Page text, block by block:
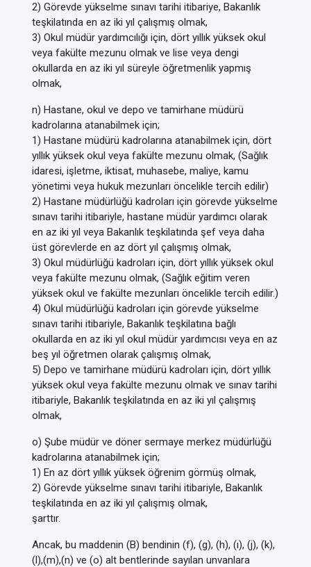
2) Görevde yükselme sınavı tarihi itibariye, Bakanlık
teşkilatında en az iki yıl çalışmış olmak,
3) Okul müdür yardımcılığı için, dört yıllık yüksek okul
veya fakülte mezunu olmak ve lise veya dengi
okullarda en az iki yıl süreyle öğretmenlik yapmış
olmak,
n) Hastane, okul ve depo ve tamirhane müdürü
kadrolarına atanabilmek için;
1) Hastane müdürü kadrolarına atanabilmek için, dört
yıllık yüksek okul veya fakülte mezunu olmak, (Sağlık
idaresi, işletme, iktisat, muhasebe, maliye, kamu
yönetimi veya hukuk mezunları öncelikle tercih edilir)
2) Hastane müdürlüğü kadroları için görevde yükselme
sınavı tarihi itibariyle, hastane müdür yardımcı olarak
en az iki yıl veya Bakanlık teşkilatında şef veya daha
üst görevlerde en az dört yıl çalışmış olmak,
3) Okul müdürlüğü kadroları için, dört yıllık yüksek okul
veya fakülte mezunu olmak, (Sağlık eğitim veren
yüksek okul ve fakülte mezunları öncelikle tercih edilir.)
4) Okul müdürlüğü kadroları için görevde yükselme
sınavı tarihi itibariyle, Bakanlık teşkilatına bağlı
okullarda en az iki yıl okul müdür yardımcısı veya en az
beş yıl öğretmen olarak çalışmış olmak,
5) Depo ve tamirhane müdürü kadroları için, dört yıllık
yüksek okul veya fakülte mezunu olmak ve sınav tarihi
itibariyle, Bakanlık teşkilatında en az iki yıl çalışmış
olmak,
o) Şube müdür ve döner sermaye merkez müdürlüğü
kadrolarına atanabilmek için;
1) En az dört yıllık yüksek öğrenim görmüş olmak,
2) Görevde yükselme sınavı tarihi itibariyle, Bakanlık
teşkilatında en az iki yıl çalışmış olmak,
şarttır.
Ancak, bu maddenin (B) bendinin (f), (g), (h), (ı), (j), (k),
(l),(m),(n) ve (o) alt bentlerinde sayılan unvanlara